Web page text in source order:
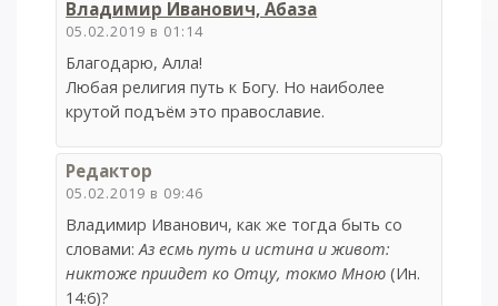
Владимир Иванович, Абаза
05.02.2019 в 01:14
Благодарю, Алла!
Любая религия путь к Богу. Но наиболее
крутой подъём это православие.
Редактор
05.02.2019 в 09:46
Владимир Иванович, как же тогда быть со
словами:Аз есмь путь и истина и живот:
никтоже приидет ко Отцу, токмо Мною(Ин.
14:6)?